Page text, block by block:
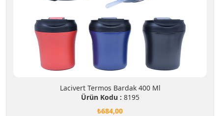
Lacivert Termos Bardak 400 Ml
Ürün Kodu : 8195
₺684,00